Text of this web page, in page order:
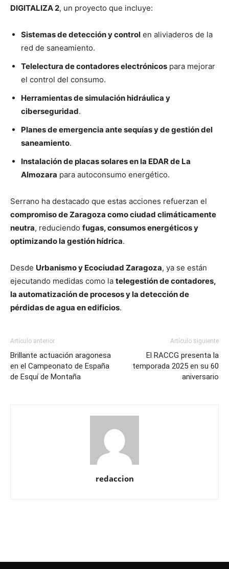
DIGITALIZA 2, un proyecto que incluye:
Sistemas de detección y control en aliviaderos de la
red de saneamiento.
Telelectura de contadores electrónicos para mejorar
el control del consumo.
Herramientas de simulación hidráulica y
ciberseguridad.
Planes de emergencia ante sequías y de gestión del
saneamiento.
Instalación de placas solares en la EDAR de La
Almozara para autoconsumo energético.
Serrano ha destacado que estas acciones refuerzan el
compromiso de Zaragoza como ciudad climáticamente
neutra, reduciendo fugas, consumos energéticos y
optimizando la gestión hídrica.
Desde Urbanismo y Ecociudad Zaragoza, ya se están
ejecutando medidas como la telegestión de contadores,
la automatización de procesos y la detección de
pérdidas de agua en edificios.
Artículo anterior
Brillante actuación aragonesa
en el Campeonato de España
de Esquí de Montaña
Artículo siguiente
El RACCG presenta la
temporada 2025 en su 60
aniversario
redaccion